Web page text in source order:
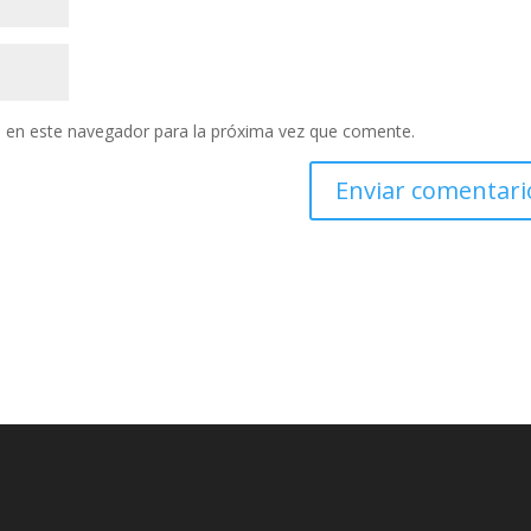
este navegador para la próxima vez que comente.